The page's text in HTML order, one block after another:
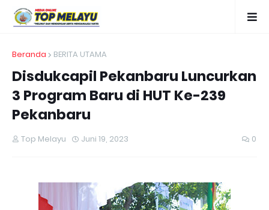
Beranda BERITA UTAMA
Disdukcapil Pekanbaru Luncurkan
3 Program Baru di HUT Ke-239
Pekanbaru
Top Melayu Juni 19, 2023 0